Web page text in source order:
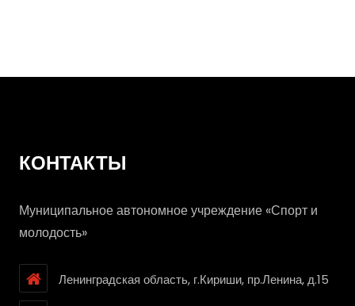
КОНТАКТЫ
Муниципальное автономное учреждение «Спорт и
молодость»
Ленинградская область, г.Кириши, пр.Ленина, д.15